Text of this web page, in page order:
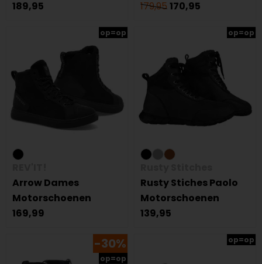
189,95
179,95 170,95
op=op
Arrow Dames
Motorschoenen
169,99
op=op
Rusty Stiches Paolo
Motorschoenen
139,95
-30%
op=op
op=op